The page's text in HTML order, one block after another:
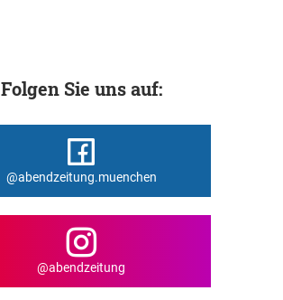
Folgen Sie uns auf:
@abendzeitung.muenchen
@abendzeitung